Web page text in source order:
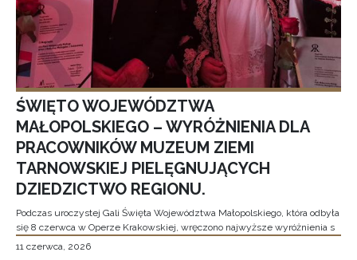
ŚWIĘTO WOJEWÓDZTWA
MAŁOPOLSKIEGO – WYRÓŻNIENIA DLA
PRACOWNIKÓW MUZEUM ZIEMI
TARNOWSKIEJ PIELĘGNUJĄCYCH
DZIEDZICTWO REGIONU.
Podczas uroczystej Gali Święta Województwa Małopolskiego, która odbyła
się 8 czerwca w Operze Krakowskiej, wręczono najwyższe wyróżnienia s
11 czerwca, 2026